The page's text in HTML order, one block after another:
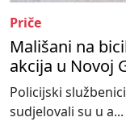
Priče
Mališani na
akcija u Novoj
Policijski
sudjelovali su u a...